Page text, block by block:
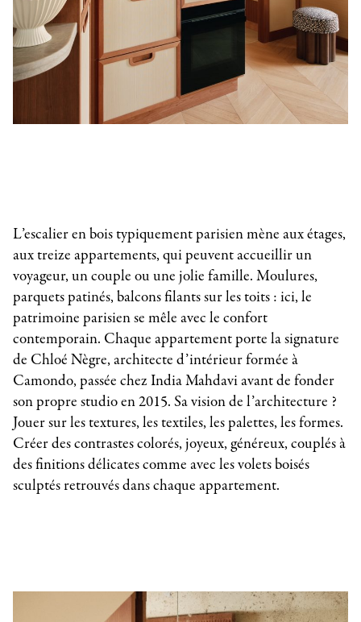
L’escalier en bois typiquement parisien mène aux étages,
aux treize appartements, qui peuvent accueillir un
voyageur, un couple ou une jolie famille. Moulures,
parquets patinés, balcons filants sur les toits : ici, le
patrimoine parisien se mêle avec le confort
contemporain. Chaque appartement porte la signature
de Chloé Nègre, architecte d’intérieur formée à
Camondo, passée chez India Mahdavi avant de fonder
son propre studio en 2015. Sa vision de l’architecture ?
Jouer sur les textures, les textiles, les palettes, les formes.
Créer des contrastes colorés, joyeux, généreux, couplés à
des finitions délicates comme avec les volets boisés
sculptés retrouvés dans chaque appartement.